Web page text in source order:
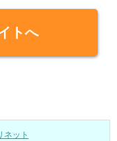
トへ
ネット